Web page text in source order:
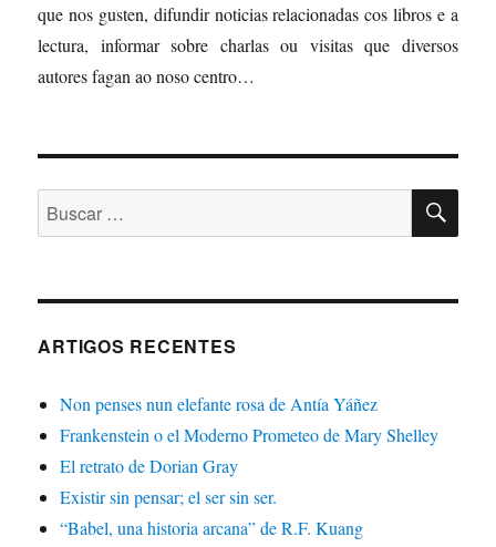
que nos gusten, difundir noticias relacionadas cos libros e a
lectura, informar sobre charlas ou visitas que diversos
autores fagan ao noso centro…
Buscar:
ARTIGOS RECENTES
Non penses nun elefante rosa de Antía Yáñez
Frankenstein o el Moderno Prometeo de Mary Shelley
El retrato de Dorian Gray
Existir sin pensar; el ser sin ser.
“Babel, una historia arcana” de R.F. Kuang